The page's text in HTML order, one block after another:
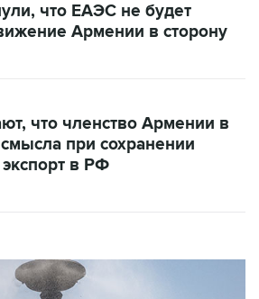
что ЕАЭС не будет
Армении в сторону
что членство Армении в
при сохранении
в РФ